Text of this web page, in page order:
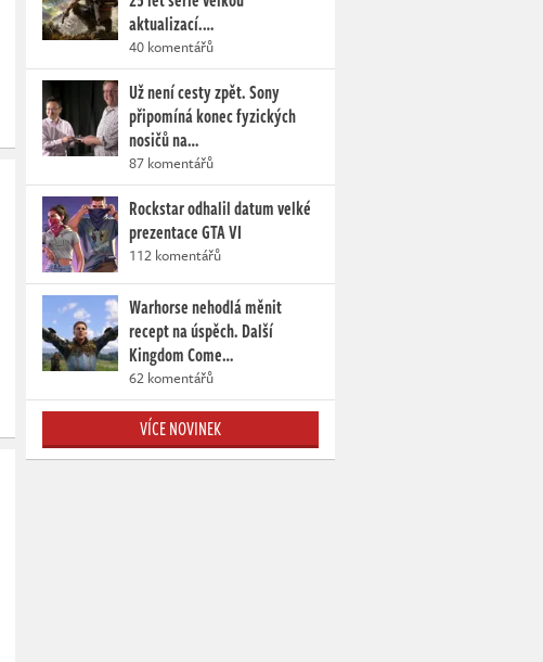
aktualizací.…
40 komentářů
Už není cesty zpět. Sony
připomíná konec fyzických
nosičů na…
87 komentářů
Rockstar odhalil datum velké
prezentace GTA VI
112 komentářů
Warhorse nehodlá měnit
recept na úspěch. Další
Kingdom Come…
62 komentářů
VÍCE NOVINEK